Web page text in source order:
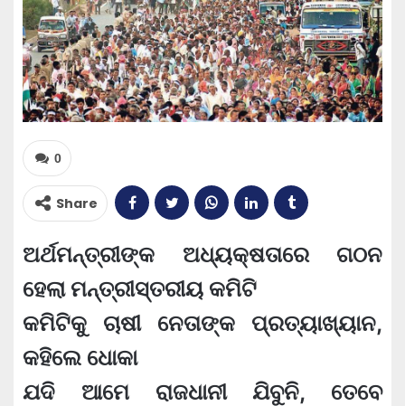
0
Share
ଅର୍ଥମନ୍ତ୍ରୀଙ୍କ ଅଧ୍ୟକ୍ଷତାରେ ଗଠନ
ହେଲା ମନ୍ତ୍ରୀସ୍ତରୀୟ କମିଟି
କମିଟିକୁ ଚାଷୀ ନେତାଙ୍କ ପ୍ରତ୍ୟାଖ୍ୟାନ,
କହିଲେ ଧୋକା
ଯଦି ଆମେ ରାଜଧାନୀ ଯିବୁନି, ତେବେ